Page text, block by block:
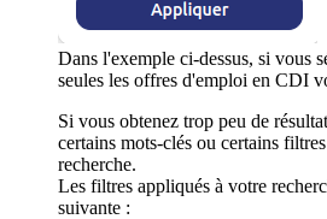
Dans l'exemple ci-dessus, si vous
seules les offres d'emploi en CDI
Si vous obtenez trop peu de
certains mots-clés ou certains
recherche.
Les filtres appliqués à votre
suivante :